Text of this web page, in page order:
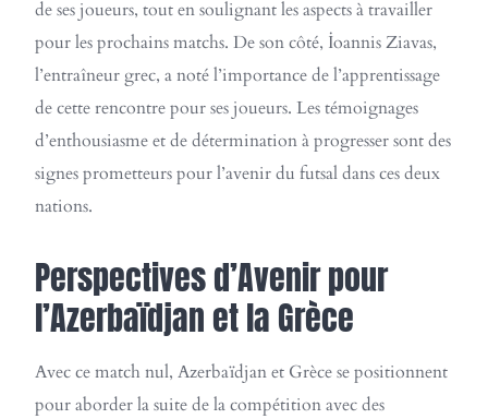
de ses joueurs, tout en soulignant les aspects à travailler
pour les prochains matchs. De son côté, İoannis Ziavas,
l’entraîneur grec, a noté l’importance de l’apprentissage
de cette rencontre pour ses joueurs. Les témoignages
d’enthousiasme et de détermination à progresser sont des
signes prometteurs pour l’avenir du futsal dans ces deux
nations.
Perspectives d’Avenir pour
l’Azerbaïdjan et la Grèce
Avec ce match nul, Azerbaïdjan et Grèce se positionnent
pour aborder la suite de la compétition avec des